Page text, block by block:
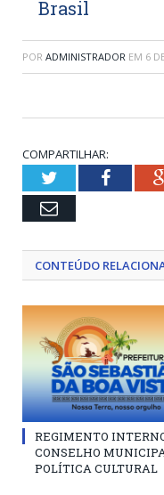
Brasil
POR ADMINISTRADOR EM 6
COMPARTILHAR:
Twitter
Email
CONTEÚDO
REGIMENTO
CONSELHO
POLÍTICA CULTURAL